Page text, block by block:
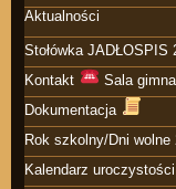
Aktualności
Stołówka JADŁOSPIS
Kontakt
Sala
Dokumentacja
Rok szkolny/Dni wolne
Kalendarz